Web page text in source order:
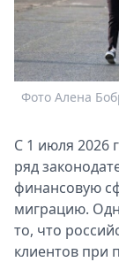
2026
Фото Алена
С 1 июля 2026
ряд
финансовую
миграцию.
то, что
клиентов при